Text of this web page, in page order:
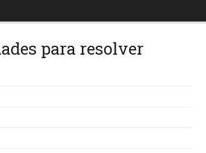
para resolver